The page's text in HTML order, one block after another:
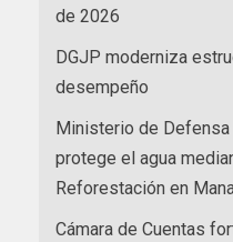
de 2026
DGJP moderniza
desempeño
Ministerio de
protege el agua
Reforestación en
Cámara de Cuentas